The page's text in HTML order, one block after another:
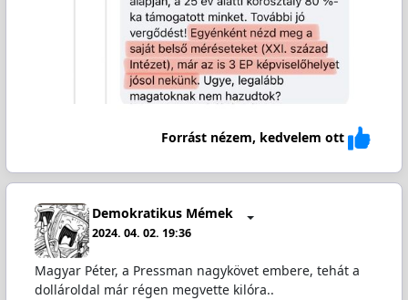
Forrást nézem, kedvelem ott
Demokratikus Mémek
2024. 04. 02. 19:36
Magyar Péter, a Pressman nagykövet embere, tehát a
dollároldal már régen megvette kilóra..